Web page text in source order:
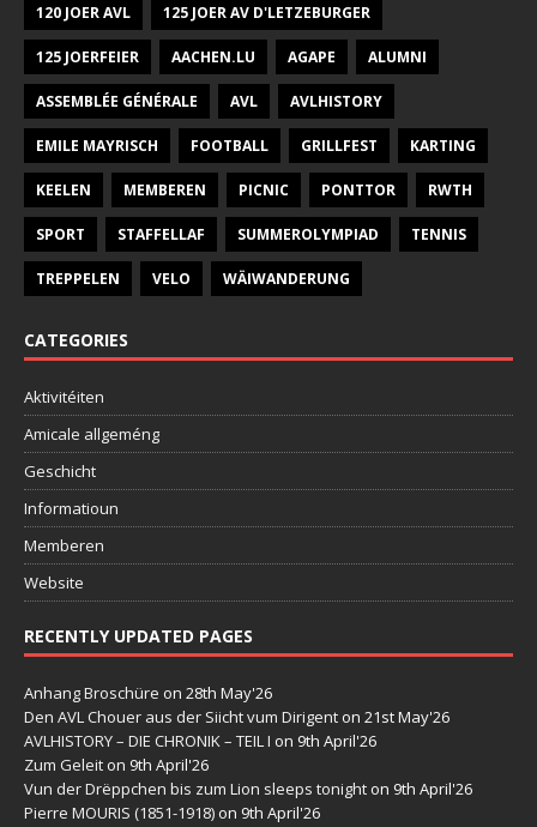
120 JOER AVL 125 JOER AV D'LETZEBURGER
125 JOERFEIER AACHEN.LU AGAPE ALUMNI
ASSEMBLÉE GÉNÉRALE AVL AVLHISTORY
EMILE MAYRISCH FOOTBALL GRILLFEST KARTING
KEELEN MEMBEREN PICNIC PONTTOR RWTH
SPORT STAFFELLAF SUMMEROLYMPIAD TENNIS
TREPPELEN VELO WÄIWANDERUNG
CATEGORIES
Aktivitéiten
Amicale allgeméng
Geschicht
Informatioun
Memberen
Website
RECENTLY UPDATED PAGES
Anhang Broschüre on 28th May'26
Den AVL Chouer aus der Siicht vum Dirigent on 21st May'26
AVLHISTORY – DIE CHRONIK – TEIL I on 9th April'26
Zum Geleit on 9th April'26
Vun der Drëppchen bis zum Lion sleeps tonight on 9th April'26
Pierre MOURIS (1851-1918) on 9th April'26